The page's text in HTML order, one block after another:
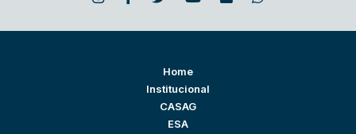
Home
Institucional
CASAG
ESA